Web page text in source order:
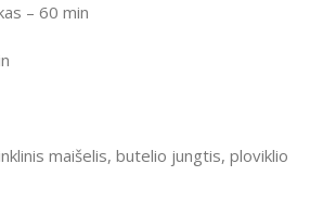
– 60 min
maišelis, butelio jungtis, ploviklio